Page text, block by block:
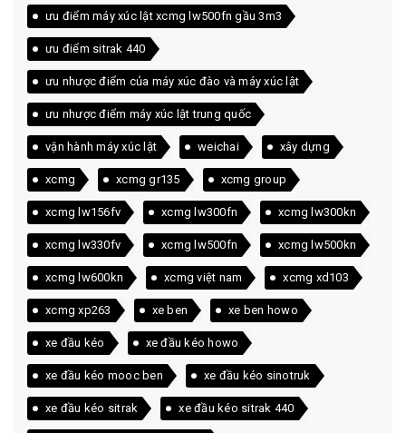
ưu điểm máy xúc lật xcmg lw500fn gầu 3m3
ưu điểm sitrak 440
ưu nhược điểm của máy xúc đào và máy xúc lật
ưu nhược điểm máy xúc lật trung quốc
vận hành máy xúc lật weichai xây dựng
xcmg xcmg gr135 xcmg group
xcmg lw156fv xcmg lw300fn xcmg lw300kn
xcmg lw330fv xcmg lw500fn xcmg lw500kn
xcmg lw600kn xcmg việt nam xcmg xd103
xcmg xp263 xe ben xe ben howo
xe đầu kéo xe đầu kéo howo
xe đầu kéo mooc ben xe đầu kéo sinotruk
xe đầu kéo sitrak xe đầu kéo sitrak 440